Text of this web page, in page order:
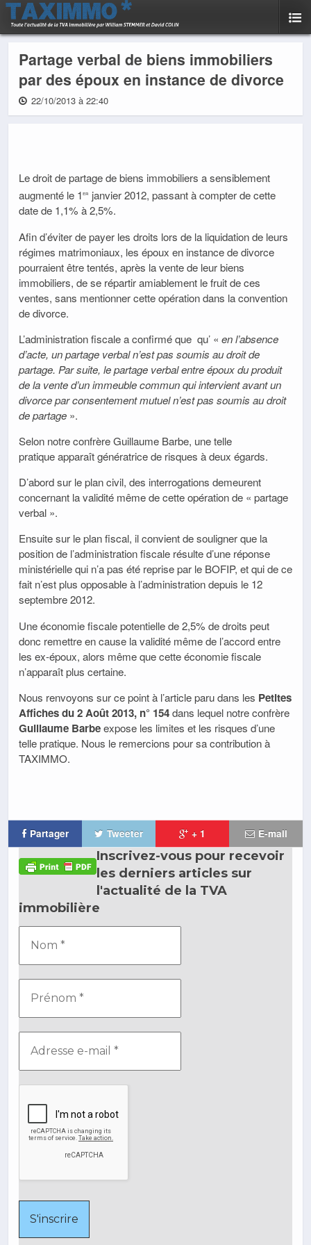
Partage verbal de biens immobiliers
par des époux en instance de divorce
22/10/2013 à 22:40
Le droit de partage de biens immobiliers a sensiblement
augmenté le 1er janvier 2012, passant à compter de cette
date de 1,1% à 2,5%.
Afin d’éviter de payer les droits lors de la liquidation de leurs
régimes matrimoniaux, les époux en instance de divorce
pourraient être tentés, après la vente de leur biens
immobiliers, de se répartir amiablement le fruit de ces
ventes, sans mentionner cette opération dans la convention
de divorce.
L’administration fiscale a confirmé que qu’ « en l’absence
d’acte, un partage verbal n’est pas soumis au droit de
partage. Par suite, le partage verbal entre époux du produit
de la vente d’un immeuble commun qui intervient avant un
divorce par consentement mutuel n’est pas soumis au droit
de partage ».
Selon notre confrère Guillaume Barbe, une telle
pratique apparaît génératrice de risques à deux égards.
D’abord sur le plan civil, des interrogations demeurent
concernant la validité même de cette opération de « partage
verbal ».
Ensuite sur le plan fiscal, il convient de souligner que la
position de l’administration fiscale résulte d’une réponse
ministérielle qui n’a pas été reprise par le BOFIP, et qui de ce
fait n’est plus opposable à l’administration depuis le 12
septembre 2012.
Une économie fiscale potentielle de 2,5% de droits peut
donc remettre en cause la validité même de l’accord entre
les ex-époux, alors même que cette économie fiscale
n’apparaît plus certaine.
Nous renvoyons sur ce point à l’article paru dans les Petites
Affiches du 2 Août 2013, n° 154dans lequel notre confrère
Guillaume Barbeexpose les limites et les risques d’une
telle pratique. Nous le remercions pour sa contribution à
TAXIMMO.
Partager Tweeter + 1 E-mail
Inscrivez-vous pour recevoir
les derniers articles sur
l'actualité de la TVA
immobilière